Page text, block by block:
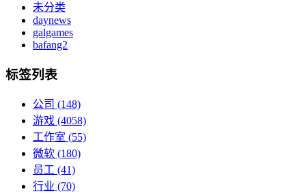
未分类
daynews
galgames
bafang2
标签列表
公司 (148)
游戏 (4058)
工作室 (55)
微软 (180)
员工 (41)
行业 (70)